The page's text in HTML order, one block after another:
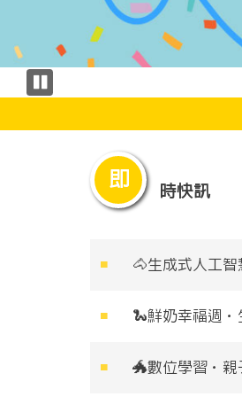
即 時快訊
🐴生成式人工智
🐍鮮奶幸福週．
🐲數位學習．親